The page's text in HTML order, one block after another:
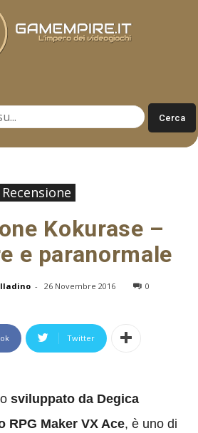
Recensione
Kokurase –
e paranormale
- 26 Novembre 2016 0
Twitter
sviluppato da Degica
RPG Maker VX Ace, è uno di